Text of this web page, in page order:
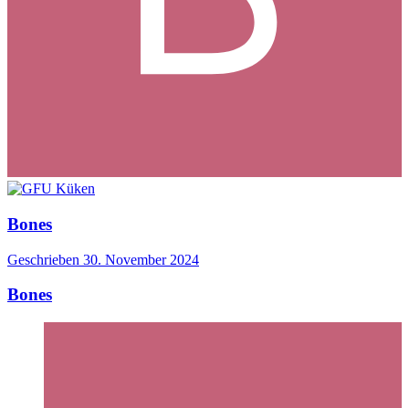
Bones
Geschrieben 30. November 2024
Bones